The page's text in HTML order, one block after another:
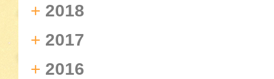
+ 2018
+ 2017
+ 2016